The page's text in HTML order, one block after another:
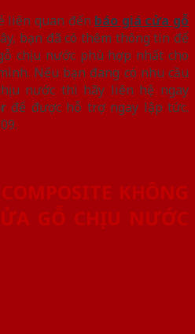
liên quan đến báo giá cửa gỗ
bạn đã có thêm thông tin để
chịu nước phù hợp nhất cho
Nếu bạn đang có nhu cầu
nước thì hãy liên hệ ngay
để được hỗ trợ ngay lập tức.
KHÔNG
GỖ CHỊU NƯỚC